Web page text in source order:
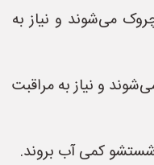
می‌شوند و نیاز به
و نیاز به مراقبت
کمی آب بروند.